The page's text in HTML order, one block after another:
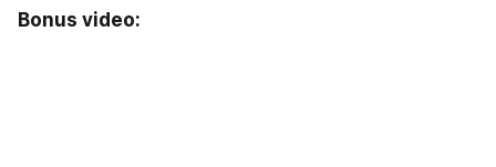
Bonus video: